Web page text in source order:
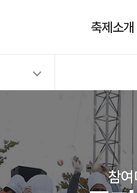
축제소개
참